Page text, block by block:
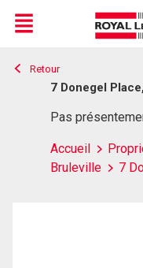
Live
En Direct
Menu
Retour
7 Donegel
Pas
Accueil
Bruleville
7